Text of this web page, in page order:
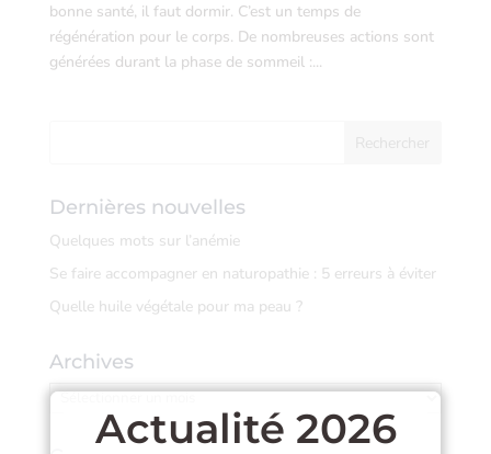
bonne santé, il faut dormir. C’est un temps de
régénération pour le corps. De nombreuses actions sont
générées durant la phase de sommeil :...
Dernières nouvelles
Quelques mots sur l’anémie
Se faire accompagner en naturopathie : 5 erreurs à éviter
Quelle huile végétale pour ma peau ?
Archives
Archives
Actualité 2026